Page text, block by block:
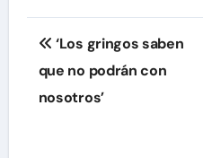
Navegación
de
entradas
‘Los gringos saben
que no podrán con
nosotros’